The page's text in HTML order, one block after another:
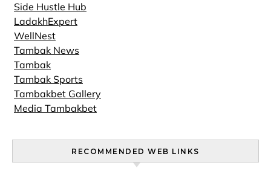
Side Hustle Hub
LadakhExpert
WellNest
Tambak News
Tambak
Tambak Sports
Tambakbet Gallery
Media Tambakbet
RECOMMENDED WEB LINKS